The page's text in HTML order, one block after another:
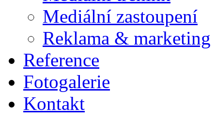
Mediální zastoupení
Reklama & marketing
Reference
Fotogalerie
Kontakt